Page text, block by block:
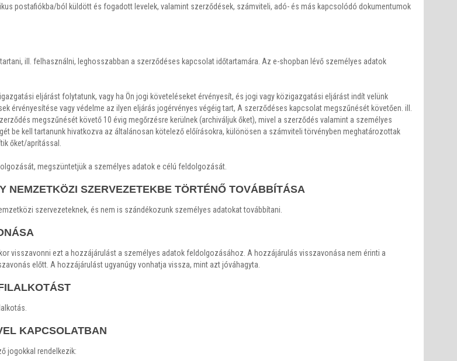
postafiókba/ból küldött és fogadott levelek, valamint szerződések, számviteli, adó- és más kapcsolódó dokumentumok
ill. felhasználni, leghosszabban a szerződéses kapcsolat időtartamára. Az e-shopban lévő személyes adatok
eljárást folytatunk, vagy ha Ön jogi követeléseket érvényesít, és jogi vagy közigazgatási eljárást indít velünk
vagy védelme az ilyen eljárás jogérvényes végéig tart, A szerződéses kapcsolat megszűnését követően. ill.
megszűnését követő 10 évig megőrzésre kerülnek (archiváljuk őket), mivel a szerződés valamint a személyes
be kell tartanunk hivatkozva az általánosan kötelező előírásokra, különösen a számviteli törvényben meghatározottak
őket/aprítással.
megszüntetjük a személyes adatok e célú feldolgozását.
NEMZETKÖZI SZERVEZETEKBE TÖRTÉNŐ TOVÁBBÍTÁSA
szervezeteknek, és nem is szándékozunk személyes adatokat továbbítani.
visszavonni ezt a hozzájárulást a személyes adatok feldolgozásához. A hozzájárulás visszavonása nem érinti a
előtt. A hozzájárulást ugyanúgy vonhatja vissza, mint azt jóváhagyta.
KAPCSOLATBAN
jogokkal rendelkezik: